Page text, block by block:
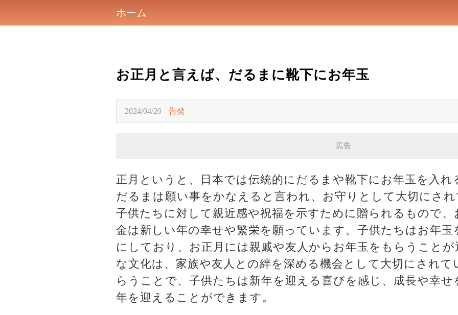
ホーム
お正月と言えば、だるまに靴下にお年玉
2024/04/20 告発
広告
正月というと、日本では伝統的にだるまや靴下にお年玉を入れ
だるまは願い事をかなえると言われ、お守りとして大切にさ
子供たちに対して親近感や祝福を示すために贈られるもので、
金は新しい年の幸せや繁栄を願っています。子供たちはお年玉
にしており、お正月には親戚や友人からお年玉をもらうことが
な文化は、家族や友人との絆を深める機会として大切にされて
らうことで、子供たちは新年を迎える喜びを感じ、成長や幸
年を迎えることができます。